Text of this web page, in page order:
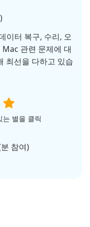
이터 복구, 수리, 오
관련 문제에 대
최선을 다하고 있습
는 별을 클릭
분 참여)